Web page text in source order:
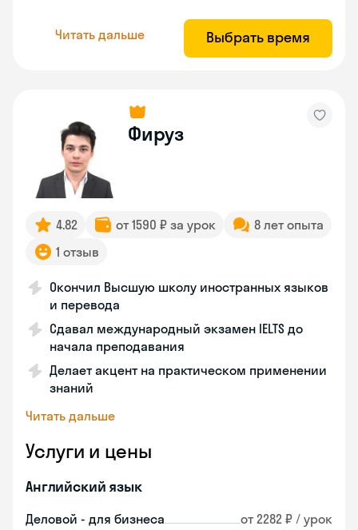
Читать дальше Выбрать время
Фируз
4.82 от 1590 ₽ за урок
8 лет опыта
1 отзыв
Окончил Высшую школу иностранных языков
и перевода
Сдавал международный экзамен IELTS до
начала преподавания
Делает акцент на практическом применении
знаний
Читать дальше
Услуги и цены
Английский язык
Деловой - для бизнеса от 2282 ₽ / урок